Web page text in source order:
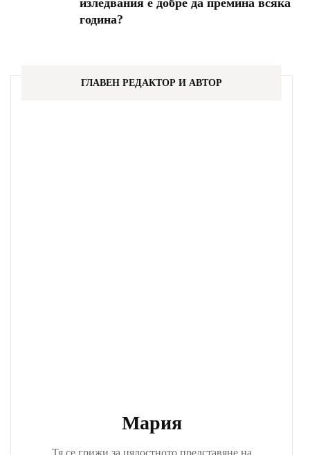
година?
ГЛАВЕН РЕДАКТОР И АВТОР
Мария
Тя се грижи за цялостното представяне на